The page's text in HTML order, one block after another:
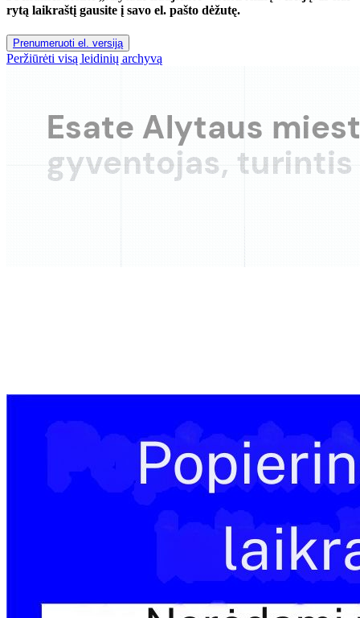
rytą laikraštį gausite į savo el. pašto dėžutę.
Prenumeruoti el. versiją
Peržiūrėti visą leidinių archyvą